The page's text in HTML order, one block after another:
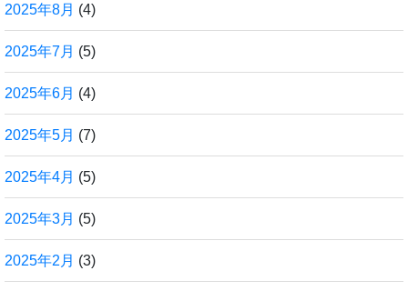
2025年8月 (4)
2025年7月 (5)
2025年6月 (4)
2025年5月 (7)
2025年4月 (5)
2025年3月 (5)
2025年2月 (3)